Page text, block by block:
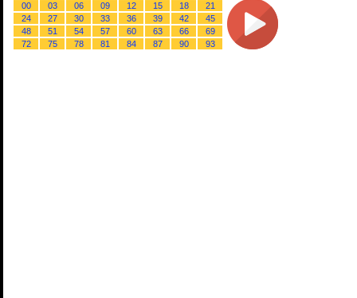
00 03 06 09 12 15 18
21
24
27 30 33 36 39 42
45
48
51 54 57 60 63 66
69
72
75 78 81 84 87 90 93